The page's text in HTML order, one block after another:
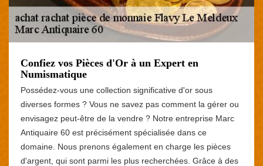
Confiez vos Pièces d'Or à un Expert en
Numismatique
Possédez-vous une collection significative d'or sous
diverses formes ? Vous ne savez pas comment la gérer ou
envisagez peut-être de la vendre ? Notre entreprise Marc
Antiquaire 60 est précisément spécialisée dans ce
domaine. Nous prenons également en charge les pièces
d'argent, qui sont parmi les plus recherchées. Grâce à des